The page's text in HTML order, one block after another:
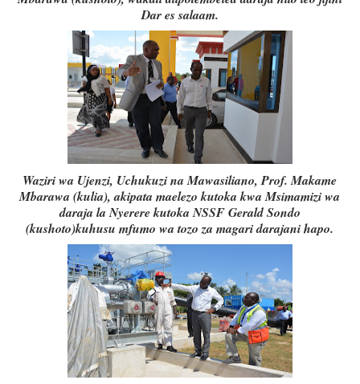
Dar es salaam.
Waziri wa Ujenzi, Uchukuzi na Mawasiliano, Prof. Makame
Mbarawa (kulia), akipata maelezo kutoka kwa Msimamizi wa
daraja la Nyerere kutoka NSSF Gerald Sondo
(kushoto)kuhusu mfumo wa tozo za magari darajani hapo.